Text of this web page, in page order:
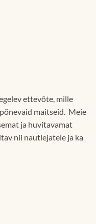
ettevõte, mille
maitseid. Meie
ja huvitavamat
nii nautlejatele ja ka